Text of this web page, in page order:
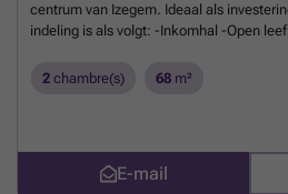
centrum van Izegem. Ideaal als
indeling is als volgt: -Inkomhal -Open
berging in de kelder Extra pluspunten: -
garage of staanplaats in de residentie.
2 chambre(s) 68 m²
E-mail